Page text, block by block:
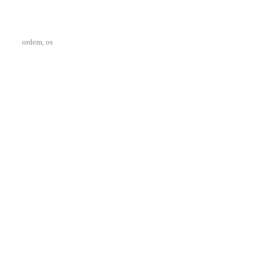
ordem, os